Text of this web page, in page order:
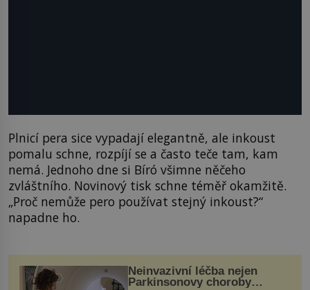
Plnicí pera sice vypadají elegantně, ale inkoust
pomalu schne, rozpíjí se a často teče tam, kam
nemá. Jednoho dne si Bíró všimne něčeho
zvláštního. Novinový tisk schne téměř okamžitě.
„Proč nemůže pero používat stejný inkoust?“
napadne ho.
Neinvazivní léčba nejen
Parkinsonovy choroby